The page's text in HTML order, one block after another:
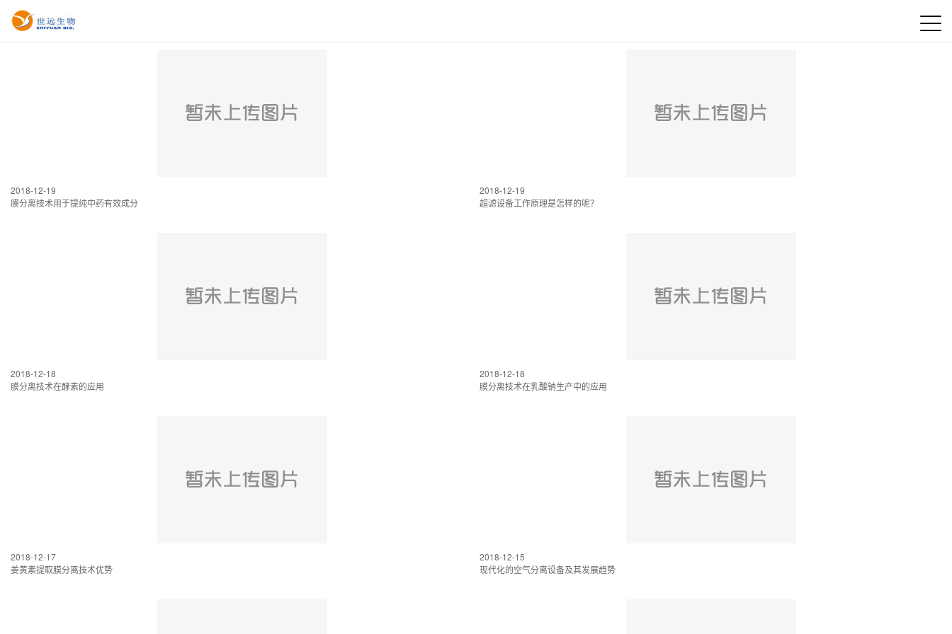
2018-12-19
膜分离技术用于提纯中药有效成分
2018-12-19
超滤设备工作原理是怎样的呢？
2018-12-18
膜分离技术在酵素的应用
2018-12-18
膜分离技术在乳酸钠生产中的应用
2018-12-17
姜黄素提取膜分离技术优势
2018-12-15
现代化的空气分离设备及其发展趋势